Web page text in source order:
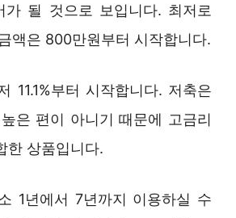
가 될 것으로 보입니다. 최저로
액은 800만원부터 시작합니다.
11.1%부터 시작합니다. 저축은
은 편이 아니기 때문에 고금리
한 상품입니다.
1년에서 7년까지 이용하실 수